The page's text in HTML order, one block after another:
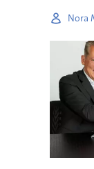
Nora